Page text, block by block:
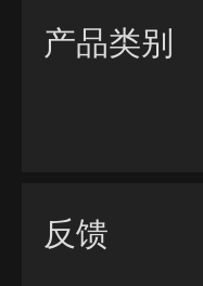
产品类别
反馈